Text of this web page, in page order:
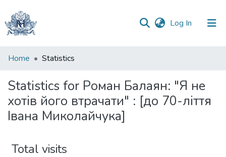
Log In (current)
Communities
Collections
All of DSpace
Home Statistics
Statistics for Роман Балаян: "Я не
хотів його втрачати" : [до 70-ліття
Івана Миколайчука]
Total visits